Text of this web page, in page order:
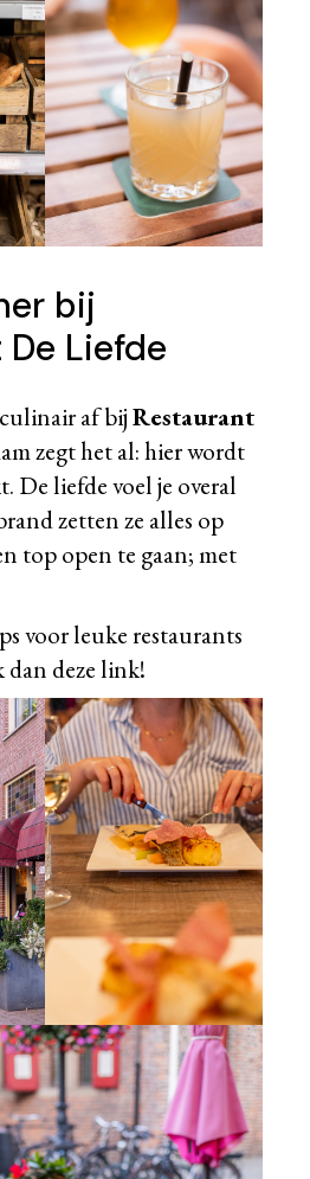
bij
Liefde
af bijRestaurant
zegt het al: hier wordt
De liefde voel je overal
zetten ze alles op
top open te gaan; met
voor leuke restaurants
dan deze link!